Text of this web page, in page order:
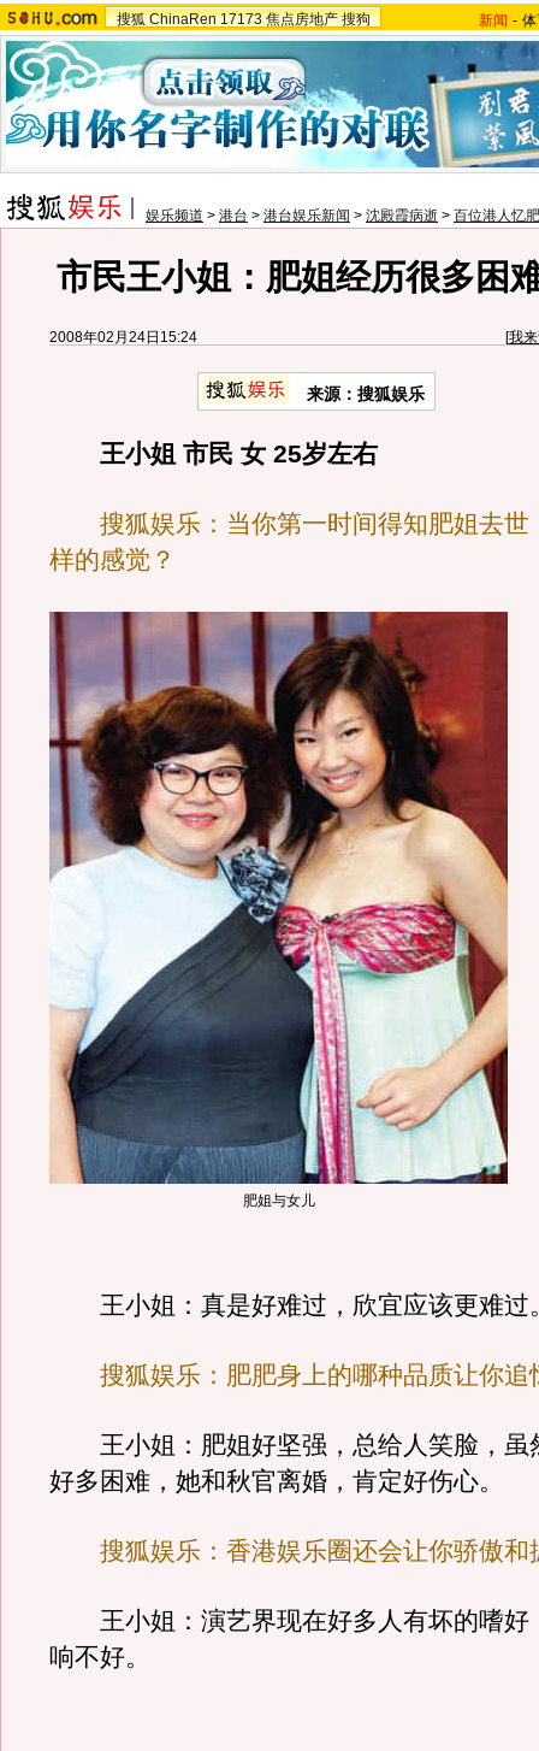
搜狐 ChinaRen 17173 焦点房地产 搜狗 新闻 -
娱乐频道 > 港台 > 港台娱乐新闻 > 沈殿霞病逝 > 百位港人忆
市民王小姐：肥姐经历很多困
2008年02月24日15:24 [我
来源：搜狐娱乐
王小姐 市民 女 25岁左右
搜狐娱乐：当你第一时间得知肥姐去世
样的感觉？
肥姐与女儿
王小姐：真是好难过，欣宜应该更难过
搜狐娱乐：肥肥身上的哪种品质让你追
王小姐：肥姐好坚强，总给人笑脸，虽
好多困难，她和秋官离婚，肯定好伤心。
搜狐娱乐：香港娱乐圈还会让你骄傲和
王小姐：演艺界现在好多人有坏的嗜好
响不好。